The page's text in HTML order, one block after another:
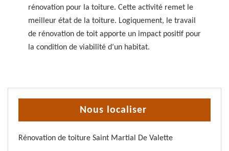
rénovation pour la toiture. Cette activité remet le
meilleur état de la toiture. Logiquement, le travail
de rénovation de toit apporte un impact positif pour
la condition de viabilité d’un habitat.
Nous localiser
Rénovation de toiture Saint Martial De Valette